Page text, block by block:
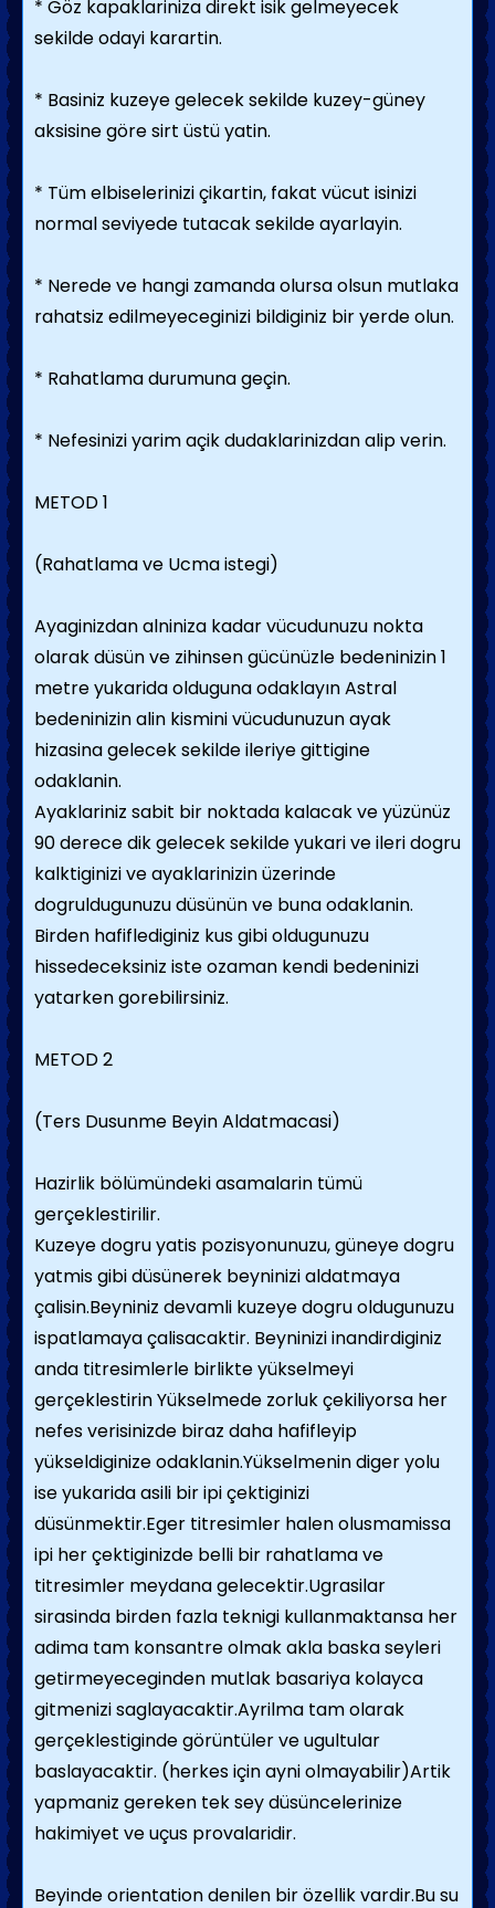
* Göz kapaklariniza direkt isik gelmeyecek
sekilde odayi karartin.
* Basiniz kuzeye gelecek sekilde kuzey-güney
aksisine göre sirt üstü yatin.
* Tüm elbiselerinizi çikartin, fakat vücut isinizi
normal seviyede tutacak sekilde ayarlayin.
* Nerede ve hangi zamanda olursa olsun mutlaka
rahatsiz edilmeyeceginizi bildiginiz bir yerde olun.
* Rahatlama durumuna geçin.
* Nefesinizi yarim açik dudaklarinizdan alip verin.
METOD 1
(Rahatlama ve Ucma istegi)
Ayaginizdan alniniza kadar vücudunuzu nokta
olarak düsün ve zihinsen gücünüzle bedeninizin 1
metre yukarida olduguna odaklayın Astral
bedeninizin alin kismini vücudunuzun ayak
hizasina gelecek sekilde ileriye gittigine
odaklanin.
Ayaklariniz sabit bir noktada kalacak ve yüzünüz
90 derece dik gelecek sekilde yukari ve ileri dogru
kalktiginizi ve ayaklarinizin üzerinde
dogruldugunuzu düsünün ve buna odaklanin.
Birden hafiflediginiz kus gibi oldugunuzu
hissedeceksiniz iste ozaman kendi bedeninizi
yatarken gorebilirsiniz.
METOD 2
(Ters Dusunme Beyin Aldatmacasi)
Hazirlik bölümündeki asamalarin tümü
gerçeklestirilir.
Kuzeye dogru yatis pozisyonunuzu, güneye dogru
yatmis gibi düsünerek beyninizi aldatmaya
çalisin.Beyniniz devamli kuzeye dogru oldugunuzu
ispatlamaya çalisacaktir. Beyninizi inandirdiginiz
anda titresimlerle birlikte yükselmeyi
gerçeklestirin Yükselmede zorluk çekiliyorsa her
nefes verisinizde biraz daha hafifleyip
yükseldiginize odaklanin.Yükselmenin diger yolu
ise yukarida asili bir ipi çektiginizi
düsünmektir.Eger titresimler halen olusmamissa
ipi her çektiginizde belli bir rahatlama ve
titresimler meydana gelecektir.Ugrasilar
sirasinda birden fazla teknigi kullanmaktansa her
adima tam konsantre olmak akla baska seyleri
getirmeyeceginden mutlak basariya kolayca
gitmenizi saglayacaktir.Ayrilma tam olarak
gerçeklestiginde görüntüler ve ugultular
baslayacaktir. (herkes için ayni olmayabilir)Artik
yapmaniz gereken tek sey düsüncelerinize
hakimiyet ve uçus provalaridir.
Beyinde orientation denilen bir özellik vardir.Bu su